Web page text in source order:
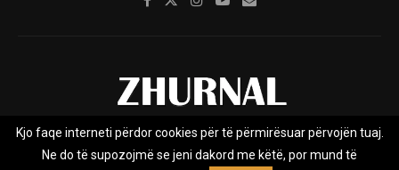
Rreth nesh Impresumi Marketing
Kjo faqe interneti përdor cookies për të përmirësuar përvojën tuaj.
Ne do të supozojmë se jeni dakord me këtë, por mund të